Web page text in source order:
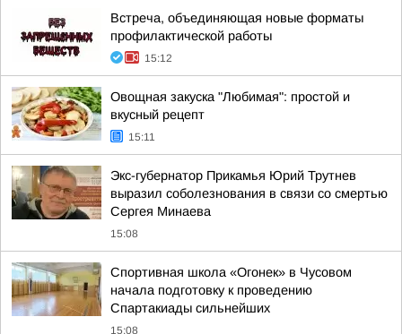
Встреча, объединяющая новые форматы
профилактической работы
15:12
Овощная закуска "Любимая": простой и
вкусный рецепт
15:11
Экс-губернатор Прикамья Юрий Трутнев
выразил соболезнования в связи со смертью
Сергея Минаева
15:08
Спортивная школа «Огонек» в Чусовом
начала подготовку к проведению
Спартакиады сильнейших
15:08